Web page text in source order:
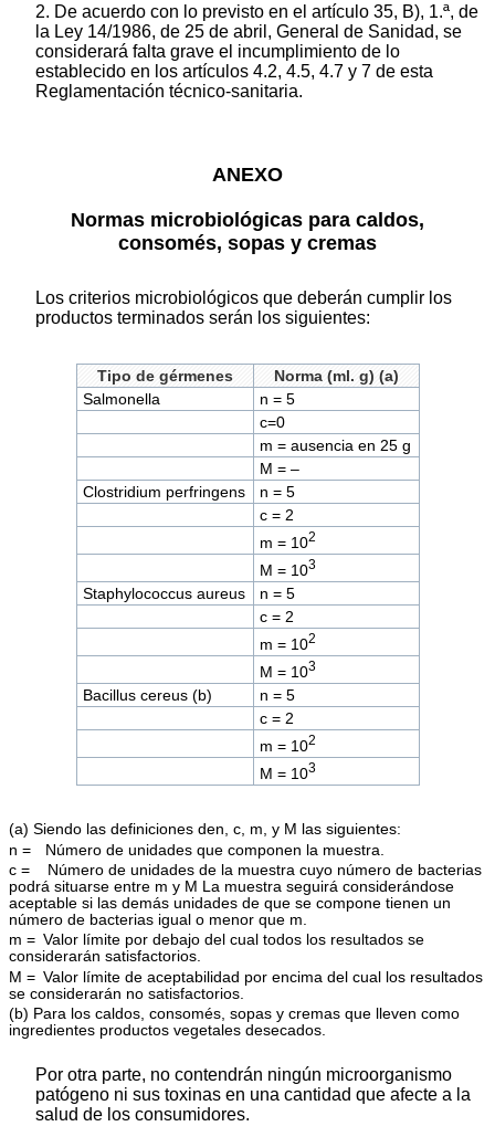
2. De acuerdo con lo previsto en el artículo 35, B), 1.ª, de
la Ley 14/1986, de 25 de abril, General de Sanidad, se
considerará falta grave el incumplimiento de lo
establecido en los artículos 4.2, 4.5, 4.7 y 7 de esta
Reglamentación técnico-sanitaria.
ANEXO
Normas microbiológicas para caldos,
consomés, sopas y cremas
Los criterios microbiológicos que deberán cumplir los
productos terminados serán los siguientes:
Tipo de gérmenes
Norma (ml. g) (a)
Salmonella
n = 5
c=0
m = ausencia en 25 g
M = –
Clostridium perfringens
n = 5
c = 2
m = 102
M = 103
Staphylococcus aureus
n = 5
c = 2
m = 102
M = 103
Bacillus cereus (b)
n = 5
c = 2
m = 102
M = 103
(a) Siendo las definiciones den, c, m, y M las siguientes:
n = Número de unidades que componen la muestra.
c = Número de unidades de la muestra cuyo número de bacterias
podrá situarse entre m y M La muestra seguirá considerándose
aceptable si las demás unidades de que se compone tienen un
número de bacterias igual o menor que m.
m = Valor límite por debajo del cual todos los resultados se
considerarán satisfactorios.
M = Valor límite de aceptabilidad por encima del cual los resultados
se considerarán no satisfactorios.
(b) Para los caldos, consomés, sopas y cremas que lleven como
ingredientes productos vegetales desecados.
Por otra parte, no contendrán ningún microorganismo
patógeno ni sus toxinas en una cantidad que afecte a la
salud de los consumidores.